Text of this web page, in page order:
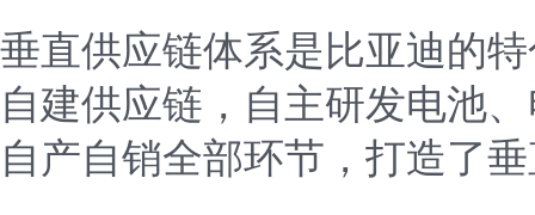
垂直供应链体系是比亚迪的
自建供应链，自主研发电池
自产自销全部环节，打造了